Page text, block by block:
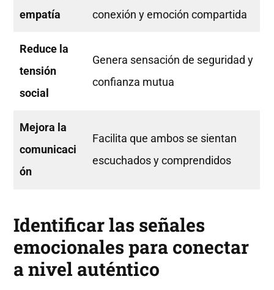
empatía
conexión y emoción compartida
Reduce la
tensión
social
Genera sensación de seguridad y
confianza mutua
Mejora la
comunicaci
ón
Facilita que ambos se sientan
escuchados y comprendidos
Identificar las señales
emocionales para conectar
a nivel auténtico